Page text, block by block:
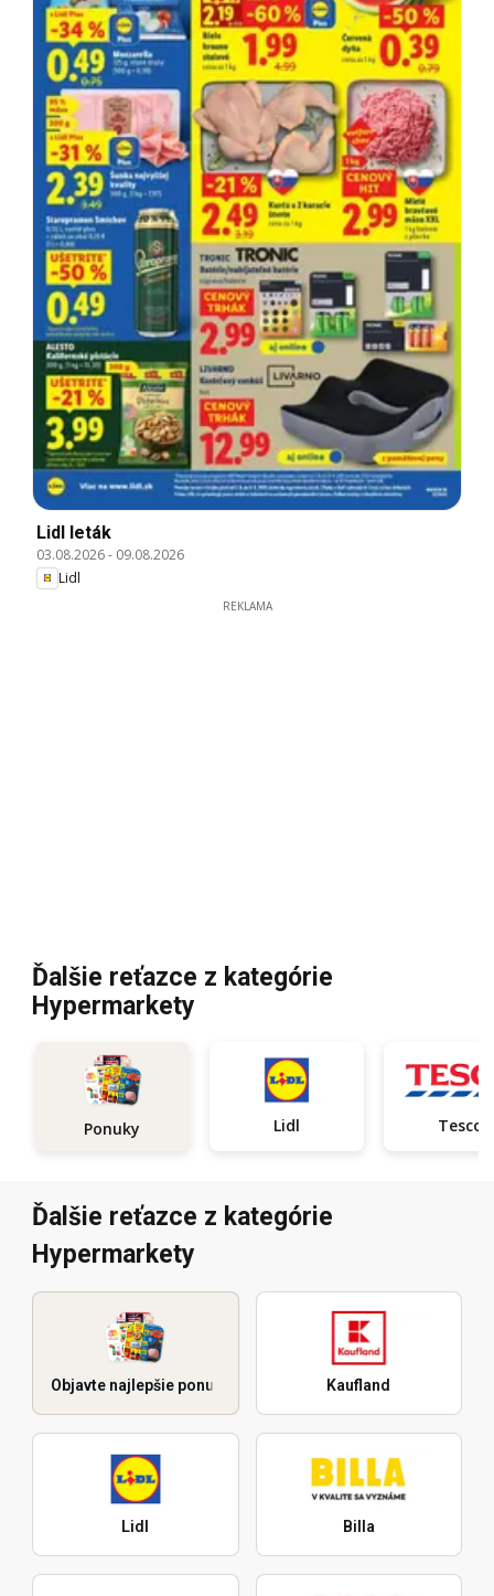
Lidl leták
03.08.2026- 09.08.2026
Lidl
REKLAMA
Ďalšie reťazce z kategórie
Hypermarkety
Ponuky Lidl Tesco
Ďalšie reťazce z kategórie
Hypermarkety
Objavte najlepšie ponuky Kaufland
Lidl Billa